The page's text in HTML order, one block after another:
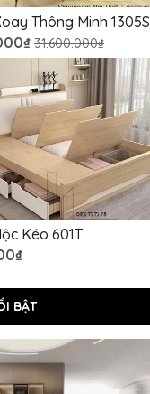
Thông Minh 1305S
31.600.000₫
Kéo 601T
BẬT